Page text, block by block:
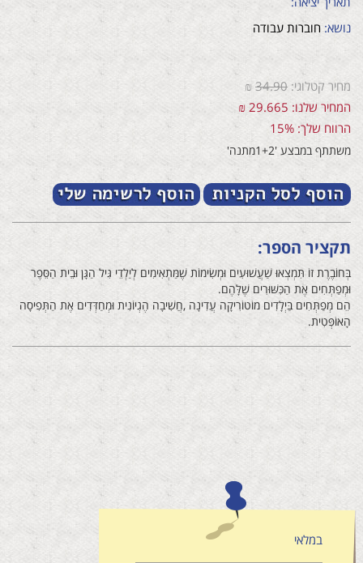
נושא: חוברות עבודה
מחיר קטלוגי: 34.90
₪
המחיר שלנו: 29.665 ₪
הרווח שלך: 15%
משתתף במבצע '1+2מתנה'
תקציר הספר:
בְּחוֹבֶרֶת‭ ‬זוֹ‭ ‬תִּמְצְאוּ‭ ‬שַׁעֲשׁוּעִים‭ ‬וּמְשִׂימוֹת‭ ‬שֶׁמַּתְאִימִים‭ ‬לְיַלְדֵי‭ ‬גִּיל‭ ‬הַגָּן‭ ‬וּבֵית‭ ‬הַסֵּפֶר‭ ‬
וּמְפַתְּחִים‭ ‬אֶת‭ ‬הַכִּשּׁוּרִים‭ ‬שֶׁלָּהֶם‭.‬
‬הָאוֹפְּטִית‭.‬
במלאי